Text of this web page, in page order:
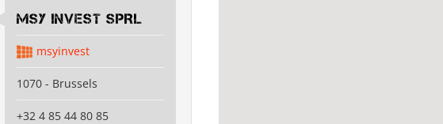
MSY INVEST SPRL
msyinvest
1070 - Brussels
+32 4 85 44 80 85